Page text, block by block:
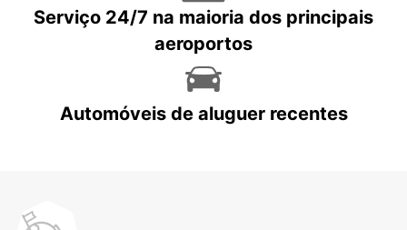
Serviço 24/7 na maioria dos principais
aeroportos
Automóveis de aluguer recentes